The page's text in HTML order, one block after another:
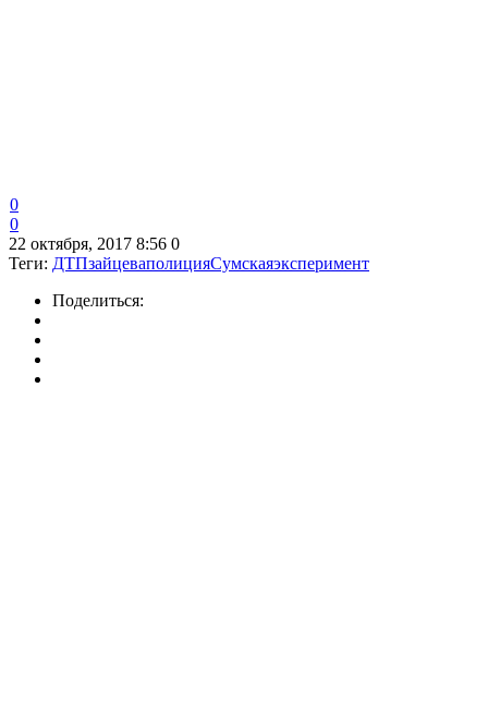
0
0
22 октября, 2017 8:56 0
Теги: ДТПзайцеваполицияСумскаяэксперимент
Поделиться: